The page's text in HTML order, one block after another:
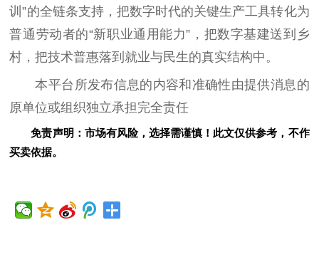
训”的全链条支持，把数字时代的关键生产工具转化为
普通劳动者的“新职业通用能力”，把数字基建送到乡
村，把技术普惠落到就业与民生的真实结构中。
本平台所发布信息的内容和准确性由提供消息的
原单位或组织独立承担完全责任
免责声明：市场有风险，选择需谨慎！此文仅供参考，不作
买卖依据。